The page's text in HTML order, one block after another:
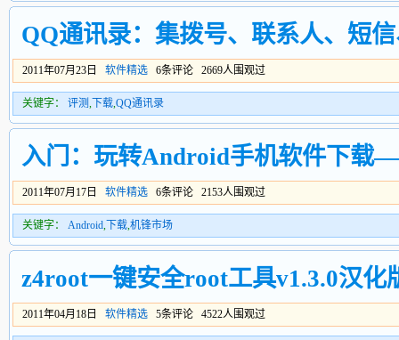
QQ通讯录：集拨号、联系人、短
2011年07月23日 软件精选 6条评论 2669人围观过
关键字： 评测, 下载,QQ通讯录
入门：玩转Android手机软件下载
2011年07月17日 软件精选 6条评论 2153人围观过
关键字： Android, 下载,机锋市场
z4root一键安全root工具v1.3.0汉化
2011年04月18日 软件精选 5条评论 4522人围观过